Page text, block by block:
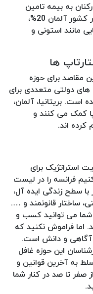
حقوق کارکنان به بیمه تامین
اجتماعی پرداخت می شود. این رقم در کشور آلمان 20%،
25% و کشورهایی مانند استونی و
ها
مقاصد برای حوزه
دولتی متعددی برای
است. بریتانیا، آلمان،
کمک می کنند و
اند.
استراتژیک برای
فرانسه را در لیست
سطح زندگی ایده آل،
ساختار قانونمند و ….
شما می توانید کسب و
اما فراموش نکنید که
آگاهی و دانش است.
این حوزه غافل
به آخرین قوانین و
صفر تا صد در کنار شما